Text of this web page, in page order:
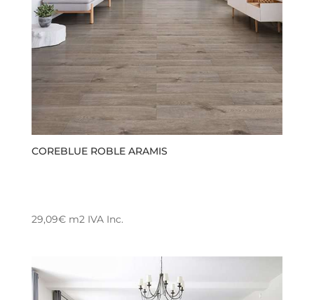
COREBLUE ROBLE ARAMIS
29,09€m2 IVA Inc.